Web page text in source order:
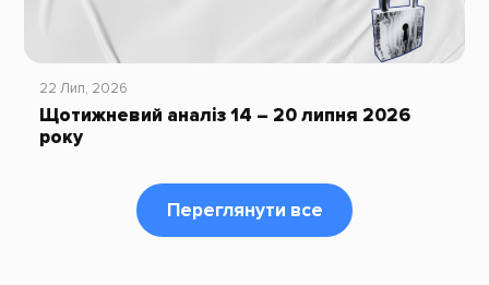
22 Лип, 2026
Щотижневий аналіз 14 – 20 липня 2026
року
Переглянути все